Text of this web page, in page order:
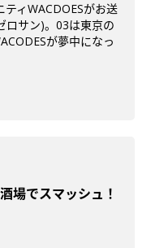
ティWACDOESがお送
ロサン)。03は東京の
が夢中になっ
場でスマッシュ！